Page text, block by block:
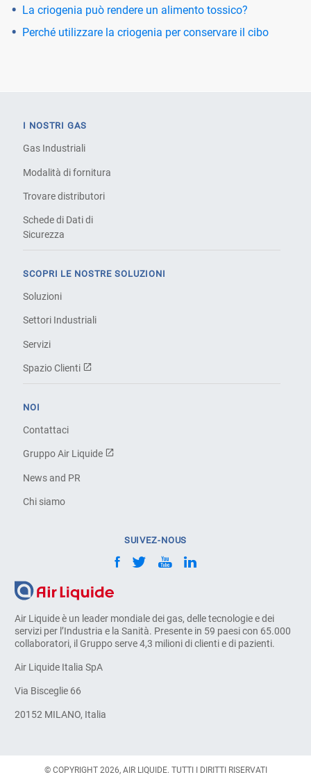
La criogenia può rendere un alimento tossico?
Perché utilizzare la criogenia per conservare il cibo
Air Liquide è un leader mondiale dei gas, delle tecnologie e dei
servizi per l’Industria e la Sanità. Presente in 59 paesi con 65.000
collaboratori, il Gruppo serve 4,3 milioni di clienti e di pazienti.
Air Liquide Italia SpA
Via Bisceglie 66
20152 MILANO, Italia
I NOSTRI GAS
Gas Industriali
Modalità di fornitura
Trovare distributori
Schede di Dati di
Sicurezza
SCOPRI LE NOSTRE SOLUZIONI
Soluzioni
Settori Industriali
Servizi
Spazio Clienti
NOI
Contattaci
Gruppo Air Liquide
News and PR
Chi siamo
SUIVEZ-NOUS
© COPYRIGHT 2026, AIR LIQUIDE. TUTTI I DIRITTI RISERVATI